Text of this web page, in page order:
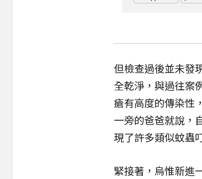
但檢查過後並未發
全乾淨，與過往案
瘡有高度的傳染性
一旁的爸爸就說，
現了許多類似蚊蟲
緊接著，烏惟新進